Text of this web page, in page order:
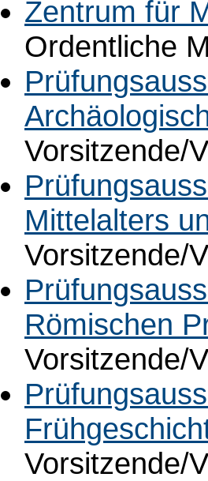
Zentrum für
Ordentliche
Vorsitzende/
Mittelalters
Vorsitzende/
Römischen
Vorsitzende/
Vorsitzende/